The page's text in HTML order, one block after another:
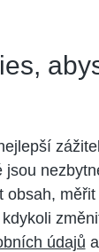
pod Vaším
údajů